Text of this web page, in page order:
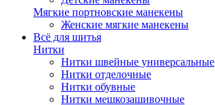
Мягкие портновские манекены
Женские мягкие манекены
Всё для шитья
Нитки
Нитки швейные универсальные
Нитки отделочные
Нитки обувные
Нитки мешкозашивочные